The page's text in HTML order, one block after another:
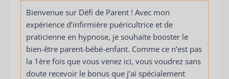
Bienvenue sur Défi de Parent ! Avec mon
expérience d’infirmière puéricultrice et de
praticienne en hypnose, je souhaite booster le
bien-être parent-bébé-enfant. Comme ce n’est pas
la 1ère fois que vous venez ici, vous voudrez sans
doute recevoir le bonus que j’ai spécialement